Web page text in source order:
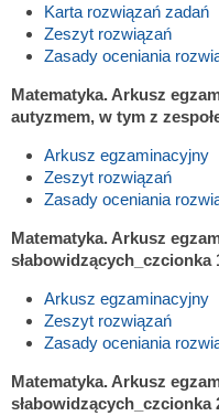
Karta rozwiązań zadań
Zeszyt rozwiązań
Zasady oceniania
Matematyka. Arkusz
autyzmem, w tym z
Arkusz egzaminacyjny
Zeszyt rozwiązań
Zasady oceniania
Matematyka. Arkusz
słabowidzących_czcionka
Arkusz egzaminacyjny
Zeszyt rozwiązań
Zasady oceniania
Matematyka. Arkusz
słabowidzących_czcionka